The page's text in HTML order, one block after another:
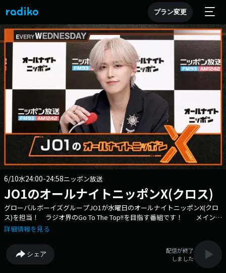
プラン変更
6/10水24:00-24:58ニッポン放送
JO1のオールナイトニッポンX(クロス)
グローバルボーイズグループJO1が水曜日のオールナイトニッポンX(クロ
ス)を担当！ ラジオ界のGo To The Top!!を目指す番組です！ メインパ
ーソナリティは白岩瑠姫！ 一人で放送するときもあれば、JO1メンバー
非お聴きください！メールアドレス： jo1@allnightnippon.com 番組
ホームページはこちら twitterハッシュタグは「#JO1ANNX」twitterア
カウントは「@JO1_ANNX」
詳細情報を見る
シェア
配信が終了
しました